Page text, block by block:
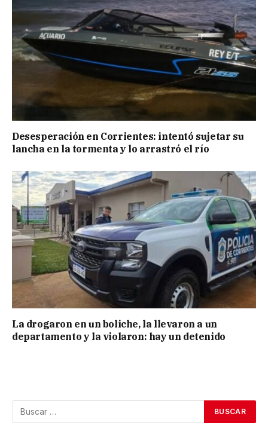
Desesperación en Corrientes: intentó sujetar su
lancha en la tormenta y lo arrastró el río
La drogaron en un boliche, la llevaron a un
departamento y la violaron: hay un detenido